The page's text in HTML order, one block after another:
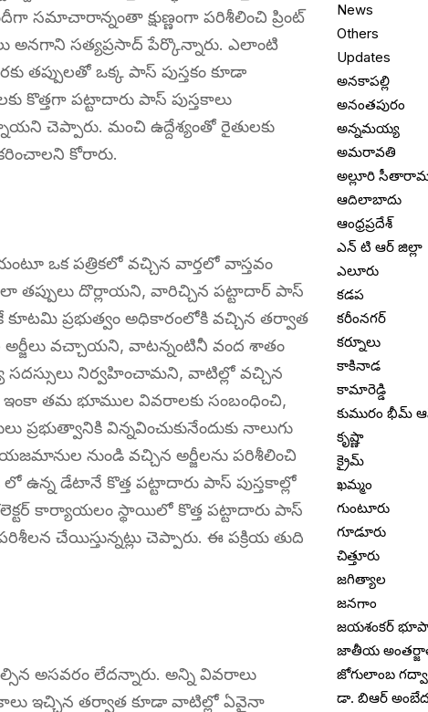
సమాచారాన్నంతా క్షుణ్ణంగా పరిశీలించి ప్రింట్
అనగాని సత్యప్రసాద్ పేర్కొన్నారు. ఎలాంటి
తప్పులతో ఒక్క పాస్ పుస్తకం కూడా
కొత్తగా పట్టాదారు పాస్ పుస్తకాలు
చెప్పారు. మంచి ఉద్దేశ్యంతో రైతులకు
కోరారు.
ఒక పత్రికలో వచ్చిన వార్తలో వాస్తవం
తప్పులు దొర్లాయని, వారిచ్చిన పట్టాదార్ పాస్
ప్రభుత్వం అధికారంలోకి వచ్చిన తర్వాత
అర్జీలు వచ్చాయని, వాటన్నంటినీ వంద శాతం
సదస్సులు నిర్వహించామని, వాటిల్లో వచ్చిన
ఇంకా తమ భూముల వివరాలకు సంబంధించి,
విన్నవించుకునేందుకు నాలుగు
నుండి వచ్చిన అర్జీలను పరిశీలించి
ఉన్న డేటానే కొత్త పట్టాదారు పాస్ పుస్తకాల్లో
కార్యాయలం స్థాయిలో కొత్త పట్టాదారు పాస్
చేయిస్తున్నట్లు చెప్పారు. ఈ పక్రియ తుది
అసవరం లేదన్నారు. అన్ని వివరాలు
ఇచ్చిన తర్వాత కూడా వాటిల్లో ఏవైనా
News
Others
Updates
అనకాపల్లి
అనంతపురం
అన్నమయ్య
అమరావతి
అల్లూరి
ఆదిలాబాదు
ఆంధ్రప్రదేశ్
ఎన్ టి ఆర్ జిల్లా
ఎలూరు
కడప
కరీంనగర్
కర్నూలు
కాకినాడ
కామారెడ్డి
కుమురం భీమ్
కృష్ణా
క్రైమ్
ఖమ్మం
గుంటూరు
గూడూరు
చిత్తూరు
జగిత్యాల
జనగాం
జయశంకర్
జాతీయ
జోగులాంబ
డా. బిఆర్